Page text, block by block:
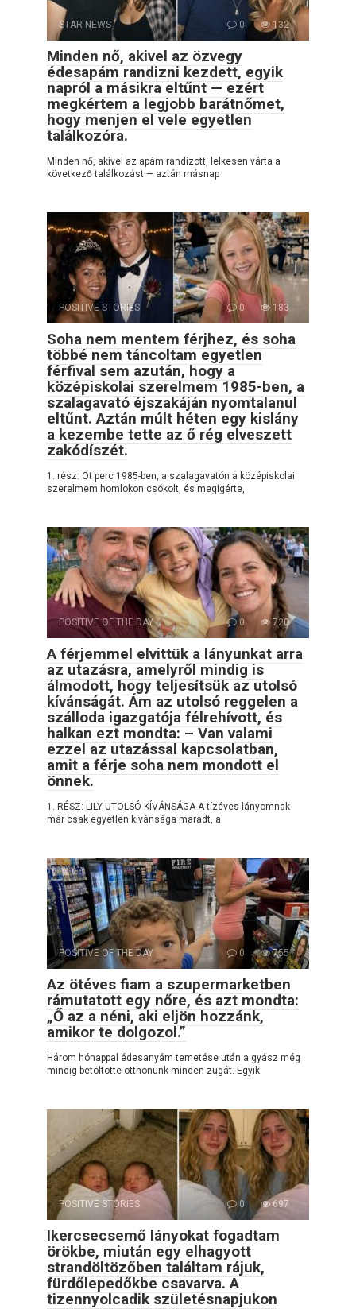
STAR NEWS 0 132
Minden nő, akivel az özvegy
édesapám randizni kezdett, egyik
napról a másikra eltűnt — ezért
megkértem a legjobb barátnőmet,
hogy menjen el vele egyetlen
találkozóra.
Minden nő, akivel az apám randizott, lelkesen várta a
következő találkozást — aztán másnap
POSITIVE STORIES 0 183
Soha nem mentem férjhez, és soha
többé nem táncoltam egyetlen
férfival sem azután, hogy a
középiskolai szerelmem 1985-ben, a
szalagavató éjszakáján nyomtalanul
eltűnt. Aztán múlt héten egy kislány
a kezembe tette az ő rég elveszett
zakódíszét.
1. rész: Öt perc 1985-ben, a szalagavatón a középiskolai
szerelmem homlokon csókolt, és megígérte,
POSITIVE OF THE DAY 0 720
A férjemmel elvittük a lányunkat arra
az utazásra, amelyről mindig is
álmodott, hogy teljesítsük az utolsó
kívánságát. Ám az utolsó reggelen a
szálloda igazgatója félrehívott, és
halkan ezt mondta: – Van valami
ezzel az utazással kapcsolatban,
amit a férje soha nem mondott el
önnek.
1. RÉSZ: LILY UTOLSÓ KÍVÁNSÁGA A tízéves lányomnak
már csak egyetlen kívánsága maradt, a
POSITIVE OF THE DAY 0 755
Az ötéves fiam a szupermarketben
rámutatott egy nőre, és azt mondta:
„Ő az a néni, aki eljön hozzánk,
amikor te dolgozol.”
Három hónappal édesanyám temetése után a gyász még
mindig betöltötte otthonunk minden zugát. Egyik
POSITIVE STORIES 0 697
Ikercsecsemő lányokat fogadtam
örökbe, miután egy elhagyott
strandöltözőben találtam rájuk,
fürdőlepedőkbe csavarva. A
tizennyolcadik születésnapjukon